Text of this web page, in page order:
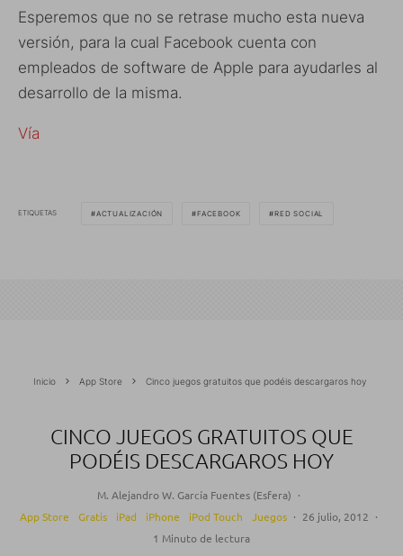
Esperemos que no se retrase mucho esta nueva
versión, para la cual Facebook cuenta con
empleados de software de Apple para ayudarles al
desarrollo de la misma.
Vía
ETIQUETAS ACTUALIZACIÓN FACEBOOK RED SOCIAL
Inicio App Store Cinco juegos gratuitos que podéis descargaros hoy
CINCO JUEGOS GRATUITOS QUE
PODÉIS DESCARGAROS HOY
M. Alejandro W. García Fuentes (Esfera) ·
App Store
Gratis iPad iPhone iPod Touch Juegos · 26 julio, 2012 ·
1 Minuto de lectura